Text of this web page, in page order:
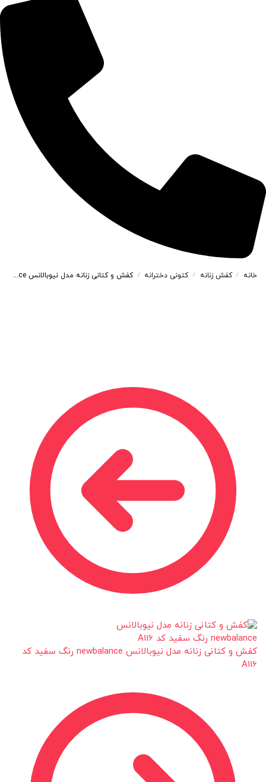
خانه / کفش زنانه / کتونی دخترانه / کفش و کتانی زنانه مدل نیوبالانس newbalance رنگ مشکی کد A118
کفش و کتانی زنانه مدل نیوبالانس newbalance رنگ سفید کد
A116